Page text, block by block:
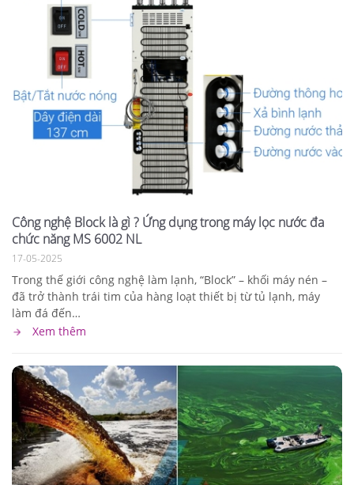
Công nghệ Block là gì ? Ứng dụng trong máy lọc nước đa
chức năng MS 6002 NL
17-05-2025
Trong thế giới công nghệ làm lạnh, “Block” – khối máy nén –
đã trở thành trái tim của hàng loạt thiết bị từ tủ lạnh, máy
làm đá đến…
Xem thêm